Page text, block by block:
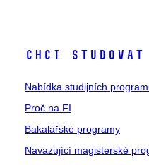
CHCI STUDOVAT
Nabídka studijních
Proč na FI
Bakalářské programy
Navazující magisterské